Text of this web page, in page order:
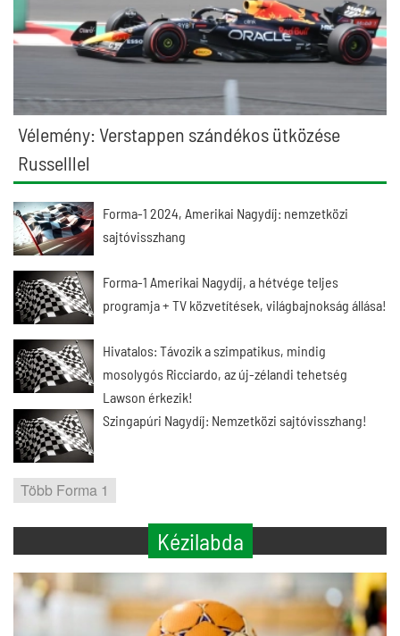
Vélemény: Verstappen szándékos ütközése
Russelllel
Forma-1 2024, Amerikai Nagydíj: nemzetközi
sajtóvisszhang
Forma-1 Amerikai Nagydíj, a hétvége teljes
programja + TV közvetítések, világbajnokság állása!
Hivatalos: Távozik a szimpatikus, mindig
mosolygós Ricciardo, az új-zélandi tehetség
Lawson érkezik!
Szingapúri Nagydíj: Nemzetközi sajtóvisszhang!
Több Forma 1
Kézilabda